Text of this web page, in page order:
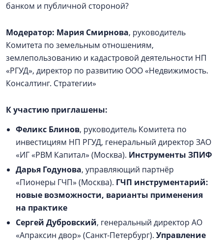
банком и публичной стороной?
Модератор: Мария Смирнова, руководитель
Комитета по земельным отношениям,
землепользованию и кадастровой деятельности НП
«РГУД», директор по развитию ООО «Недвижимость.
Консалтинг. Стратегии»
К участию приглашены:
Феликс Блинов, руководитель Комитета по
инвестициям НП РГУД, генеральный директор ЗАО
«ИГ «РВМ Капитал» (Москва). Инструменты ЗПИФ
Дарья Годунова, управляющий партнёр
«Пионеры ГЧП» (Москва). ГЧП инструментарий:
новые возможности, варианты применения
на практике
Сергей Дубровский, генеральный директор АО
«Апраксин двор» (Санкт-Петербург). Управление